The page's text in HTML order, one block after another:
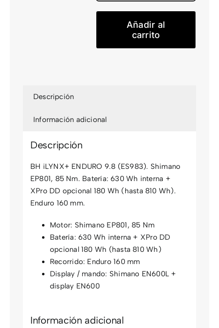
9.8
(ES983)
Añadir al
carrito
Descripción
Información adicional
Descripción
BH iLYNX+ ENDURO 9.8 (ES983). Shimano
EP801, 85 Nm. Batería: 630 Wh interna +
XPro DD opcional 180 Wh (hasta 810 Wh).
Enduro 160 mm.
Motor: Shimano EP801, 85 Nm
Batería: 630 Wh interna + XPro DD
opcional 180 Wh (hasta 810 Wh)
Recorrido: Enduro 160 mm
Display / mando: Shimano EN600L +
display EN600
Información adicional